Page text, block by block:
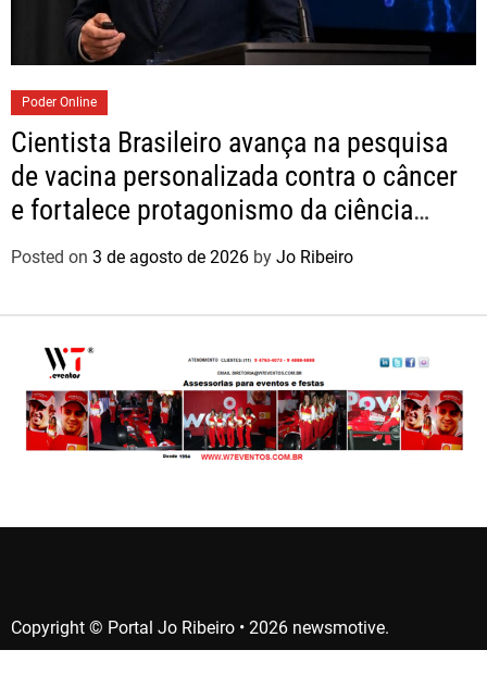
Poder Online
Cientista Brasileiro avança na pesquisa
de vacina personalizada contra o câncer
e fortalece protagonismo da ciência
nacional
Posted on 3 de agosto de 2026 by Jo Ribeiro
Copyright © Portal Jo Ribeiro • 2026 newsmotive.